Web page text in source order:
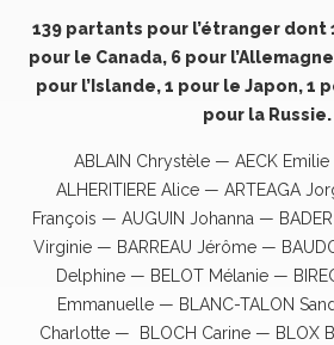
139 partants pour l’étranger dont
pour le Canada, 6 pour
pour l’Islande, 1 pour le Japon, 1
pour la Russie.
ABLAIN Chrystèle — AECK
ALHERITIERE Alice — ARTEAGA
François — AUGUIN Johanna —
Virginie — BARREAU Jérôme —
Delphine — BELOT Mélanie —
Emmanuelle — BLANC-TALON
Charlotte — BLOCH Carine — BLOX